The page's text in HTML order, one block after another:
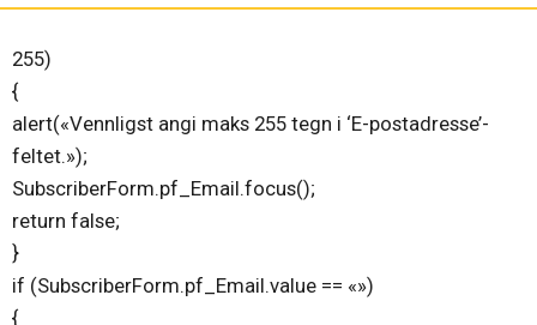
255)
{
alert(«Vennligst angi maks 255 tegn i ‘E-postadresse’-
feltet.»);
SubscriberForm.pf_Email.focus();
return false;
}
if (SubscriberForm.pf_Email.value == «»)
{